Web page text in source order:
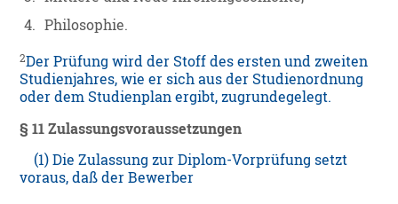
4. Philosophie.
2Der Prüfung wird der Stoff des ersten und zweiten
Studienjahres, wie er sich aus der Studienordnung
oder dem Studienplan ergibt, zugrundegelegt.
§ 11 Zulassungsvoraussetzungen
(1) Die Zulassung zur Diplom-Vorprüfung setzt
voraus, daß der Bewerber